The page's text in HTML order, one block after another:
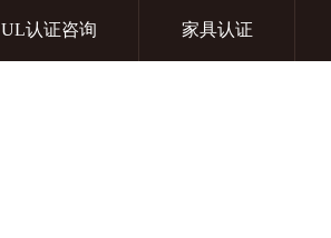
UL认证咨询 家具认证